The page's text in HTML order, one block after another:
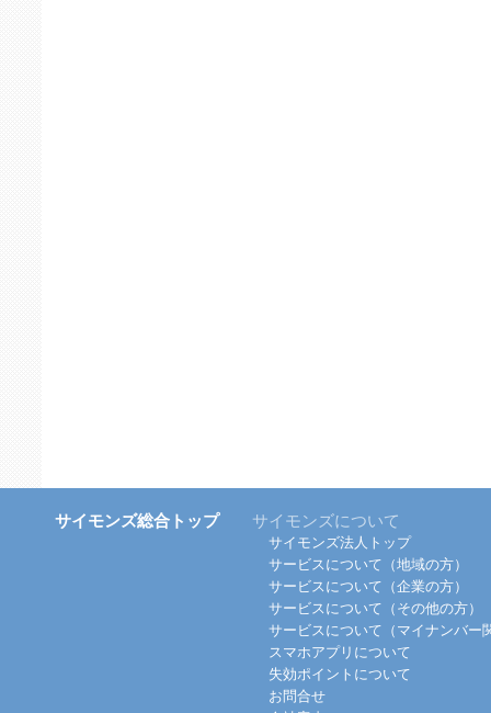
サイモンズ総合トップ サイモンズについて
サイモンズ法人トップ
サービスについて（地域の方）
サービスについて（企業の方）
サービスについて（その他の方）
サービスについて（マイナンバー
スマホアプリについて
失効ポイントについて
お問合せ